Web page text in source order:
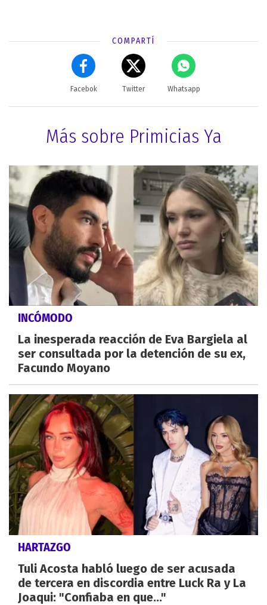
COMPARTÍ
Facebok Twitter Whatsapp
Más sobre Primicias Ya
INCÓMODO
La inesperada reacción de Eva Bargiela al
ser consultada por la detención de su ex,
Facundo Moyano
HARTAZGO
Tuli Acosta habló luego de ser acusada
de tercera en discordia entre Luck Ra y La
Joaqui: "Confiaba en que..."